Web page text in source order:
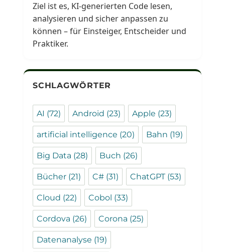
Ziel ist es, KI-generierten Code lesen,
analysieren und sicher anpassen zu
können – für Einsteiger, Entscheider und
Praktiker.
SCHLAGWÖRTER
AI (72) Android (23) Apple (23)
artificial intelligence (20) Bahn (19)
Big Data (28) Buch (26)
Bücher (21) C# (31) ChatGPT(53)
Cloud (22) Cobol (33)
Cordova (26) Corona (25)
Datenanalyse (19)